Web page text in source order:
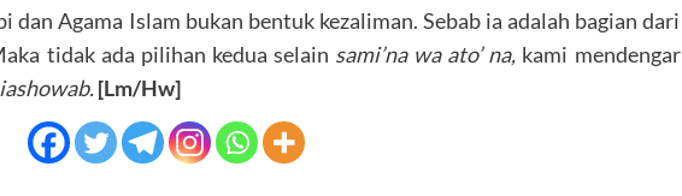
dan Agama Islam bukan bentuk kezaliman. Sebab ia adalah bagian dari
tidak ada pilihan kedua selain sami’na wa ato’ na, kami mendengar
[Lm/Hw]